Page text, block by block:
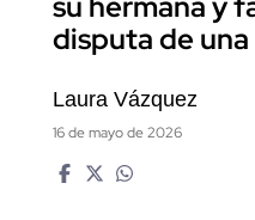
disputa de una
Laura Vázquez
16 de mayo de 2026